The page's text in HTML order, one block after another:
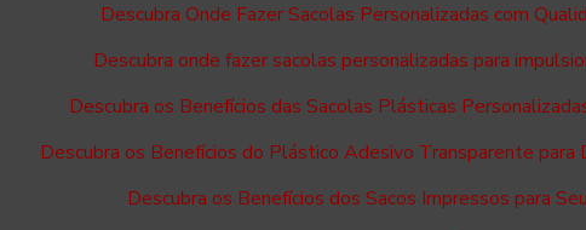
Descubra Onde Fazer Sacolas Personalizadas com
Descubra onde fazer sacolas personalizadas para
Descubra os Benefícios das Sacolas Plásticas
Descubra os Benefícios do Plástico Adesivo Transparente para
Descubra os Benefícios dos Sacos Impressos para